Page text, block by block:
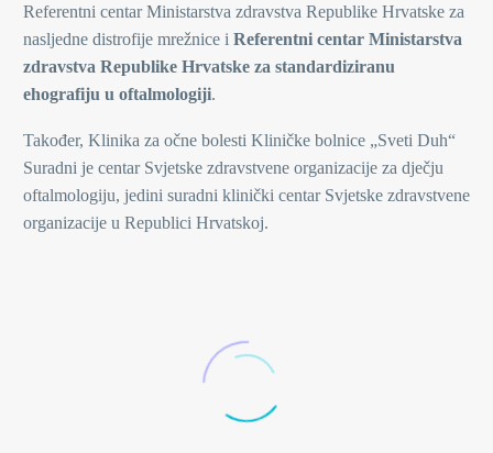
Referentni centar Ministarstva zdravstva Republike Hrvatske za
nasljedne distrofije mrežnice i Referentni centar Ministarstva
zdravstva Republike Hrvatske za standardiziranu
ehografiju u oftalmologiji.
Također, Klinika za očne bolesti Kliničke bolnice „Sveti Duh“
Suradni je centar Svjetske zdravstvene organizacije za dječju
oftalmologiju, jedini suradni klinički centar Svjetske zdravstvene
organizacije u Republici Hrvatskoj.